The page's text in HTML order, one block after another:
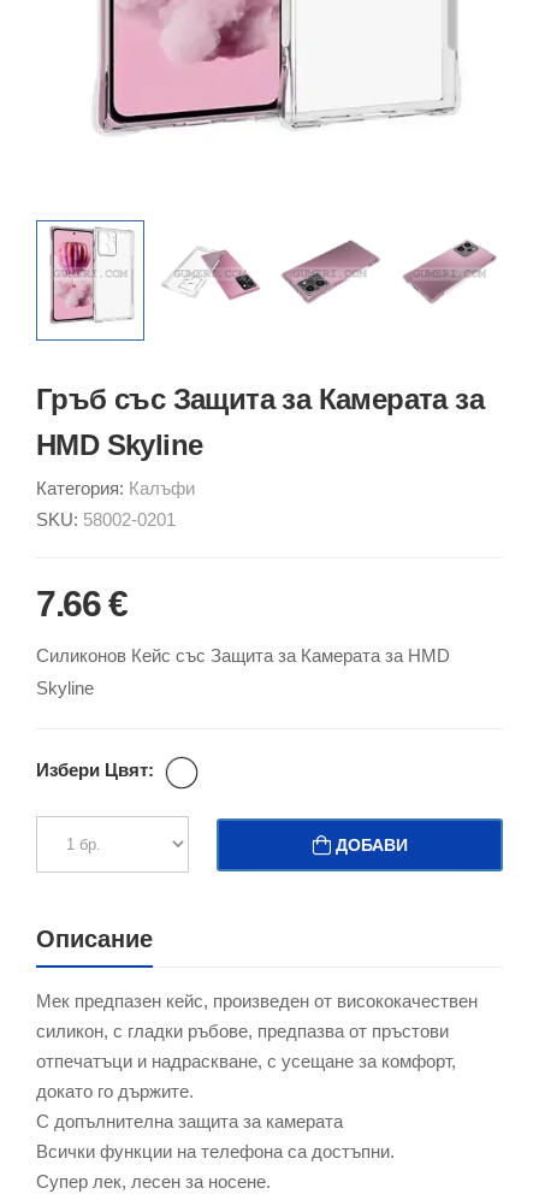
Гръб със Защита за Камерата за
HMD Skyline
Категория: Калъфи
SKU: 58002-0201
7.66 €
Силиконов Кейс със Защита за Камерата за HMD
Skyline
Избери Цвят:
ДОБАВИ
Описание
Мек предпазен кейс, произведен от висококачествен
силикон, с гладки ръбове, предпазва от пръстови
отпечатъци и надраскване, с усещане за комфорт,
докато го държите.
С допълнителна защита за камерата
Всички функции на телефона са достъпни.
Супер лек, лесен за носене.